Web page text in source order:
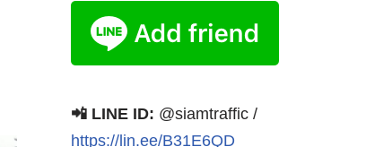
📲 LINE ID: @siamtraffic /
https://lin.ee/B31E6QD